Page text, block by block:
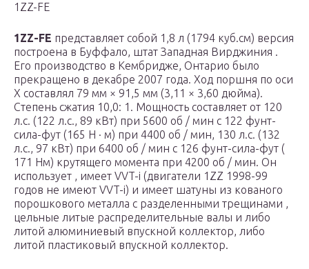
1ZZ-FE
1ZZ-FE представляет собой 1,8 л (1794 куб.см) версия
построена в Буффало, штат Западная Вирджиния .
Его производство в Кембридже, Онтарио было
прекращено в декабре 2007 года. Ход поршня по оси
X составлял 79 мм × 91,5 мм (3,11 × 3,60 дюйма).
Степень сжатия 10,0: 1. Мощность составляет от 120
л.с. (122 л.с., 89 кВт) при 5600 об / мин с 122 фунт-
сила-фут (165 Н · м) при 4400 об / мин, 130 л.с. (132
л.с., 97 кВт) при 6400 об / мин с 126 фунт-сила-фут (
171 Нм) крутящего момента при 4200 об / мин. Он
использует , имеет VVT-i (двигатели 1ZZ 1998-99
годов не имеют VVT-i) и имеет шатуны из кованого
порошкового металла с разделенными трещинами ,
цельные литые распределительные валы и либо
литой алюминиевый впускной коллектор, либо
литой пластиковый впускной коллектор.